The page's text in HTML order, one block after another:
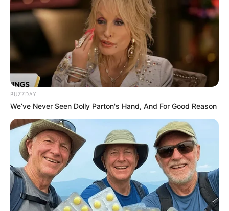
17 Rare Churches Underground That Still Exist
BRAINBERRIES
It's Not Your Typical Family: Each Member Has
This Unique Trait!
BRAINBERRIES
BUZZDAY
We’ve Never Seen Dolly Parton's Hand, And For Good Reason